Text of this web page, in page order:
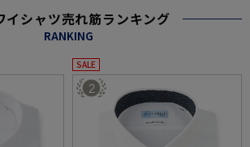
イシャツ売れ筋ランキング
RANKING
SALE
2